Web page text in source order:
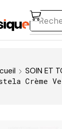
SOIN ET
Crème